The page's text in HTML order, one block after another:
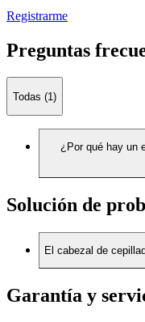
Registrarme
Preguntas
Todas (1)
¿Por qué hay un
Solución de
El cabezal de
Garantía y